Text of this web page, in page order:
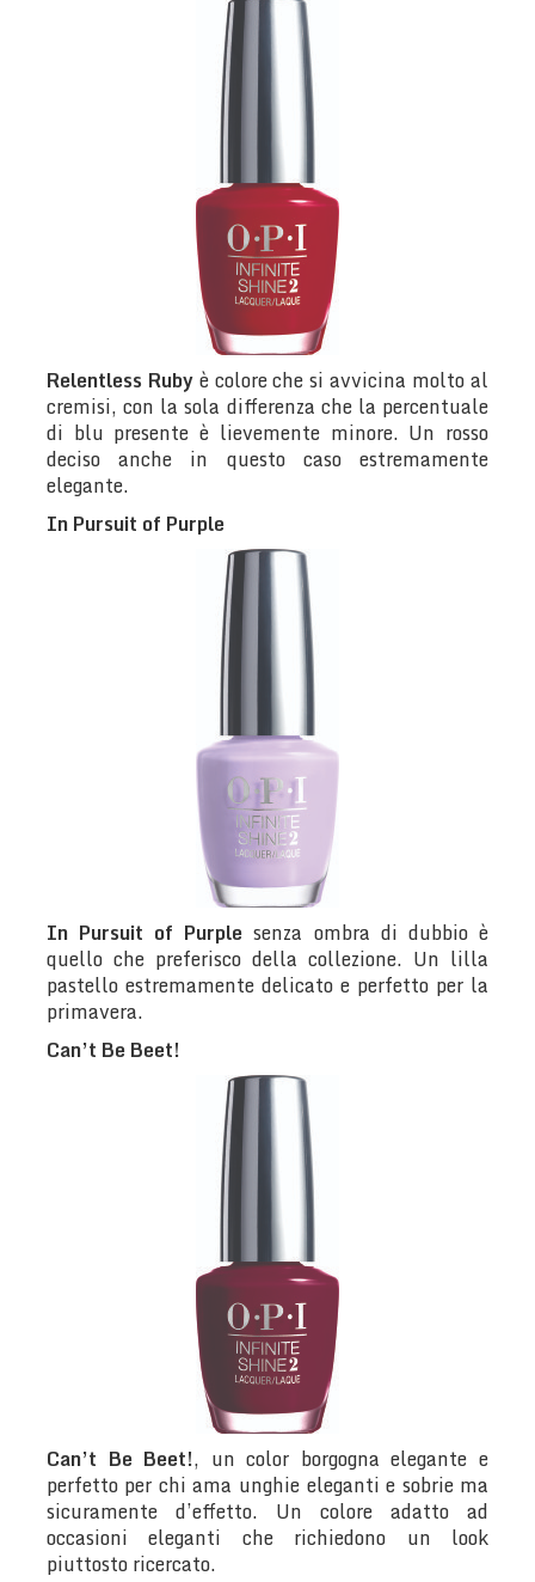
Relentless Rubyè colore che si avvicina molto al
cremisi, con la sola differenza che la percentuale
di blu presente è lievemente minore. Un rosso
deciso anche in questo caso estremamente
elegante.
In Pursuit of Purple
In Pursuit of Purple senza ombra di dubbio è
quello che preferisco della collezione. Un lilla
pastello estremamente delicato e perfetto per la
primavera.
Can’t Be Beet!
Can’t Be Beet!, un color borgogna elegante e
perfetto per chi ama unghie eleganti e sobrie ma
sicuramente d’effetto. Un colore adatto ad
occasioni eleganti che richiedono un look
piuttosto ricercato.